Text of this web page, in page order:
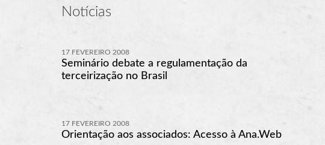
Notícias
17 FEVEREIRO 2008
Seminário debate a regulamentação da
terceirização no Brasil
17 FEVEREIRO 2008
Orientação aos associados: Acesso à Ana.Web